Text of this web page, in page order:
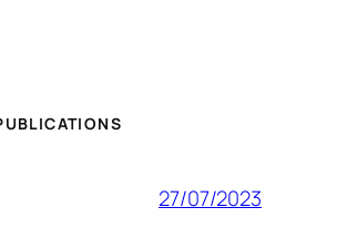
27/07/2023